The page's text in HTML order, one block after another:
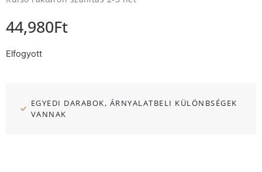
44,980Ft
Elfogyott
EGYEDI DARABOK, ÁRNYALATBELI KÜLÖNBSÉGEK
VANNAK